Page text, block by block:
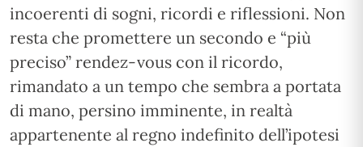
incoerenti di sogni, ricordi e riflessioni. Non
resta che promettere un secondo e “più
preciso” rendez-vous con il ricordo,
rimandato a un tempo che sembra a portata
di mano, persino imminente, in realtà
appartenente al regno indefinito dell’ipotesi